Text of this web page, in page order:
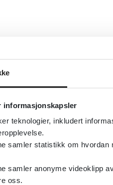
informasjonskapsler
teknologier, inkludert
samler statistikk om
samler anonyme videoklipp
oss.